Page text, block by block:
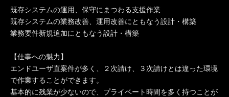
既存システムの運用、保守にまつわる支援作業
既存システムの業務改善、運用改善にともなう設計・構築
業務要件新規追加にともなう設計・構築
【仕事への魅力】
エンドユーザ直案件が多く、２次請け、３次請けとは違った環境
で作業することができます。
基本的に残業が少ないので、プライベート時間を多く持つことが